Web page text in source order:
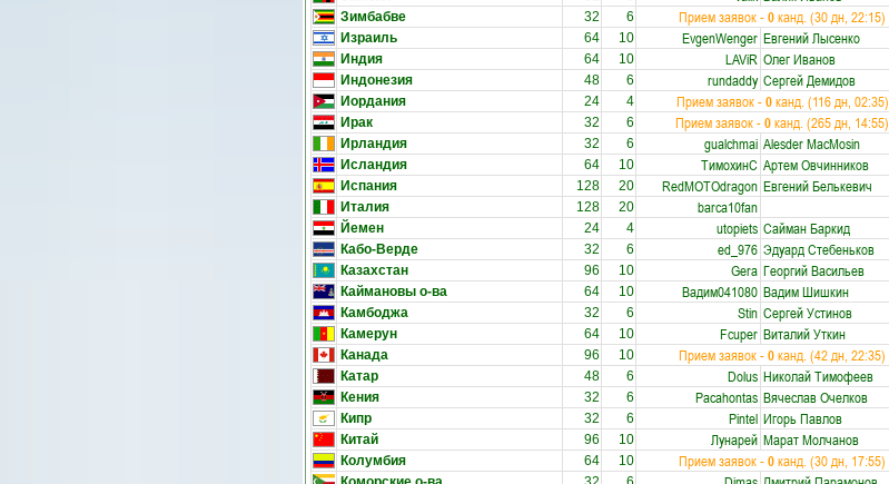
Зимбабве
32 6 Прием заявок -0канд. (30 дн, 22:15)
Израиль
64 10 EvgenWenger Евгений Лысенко
Индия
64 10 LAViR Олег Иванов
Индонезия 48 6 rundaddy Сергей Демидов
Иордания
24 4 Прием заявок -0канд. (116 дн, 02:35)
Ирак
32 6 Прием заявок -0канд. (265 дн, 14:55)
Ирландия
32 6 gualchmai Alesder MacMosin
Исландия 64 10 ТимохинС Артем Овчинников
Испания
128 20 RedMOTOdragon Евгений Белькевич
Италия 128 20 barca10fan
Йемен 24 4 utopiets Сайман Баркид
Кабо-Верде
32 6 ed_976 Эдуард Стебеньков
Казахстан 96 10 Gera Георгий Васильев
Каймановы о-ва 64 10 Вадим041080 Вадим Шишкин
Камбоджа 32 6 Stin Сергей Устинов
Камерун 64 10 Fcuper Виталий Уткин
Канада
96 10 Прием заявок -0канд. (42 дн, 22:35)
Катар
48 6 Dolus Николай Тимофеев
Кения 32 6 Pacahontas Вячеслав Очелков
Кипр
32 6 Pintel Игорь Павлов
Китай
96 10 Лунарей Марат Молчанов
Колумбия 64 10 Прием заявок -0канд. (30 дн, 17:55)